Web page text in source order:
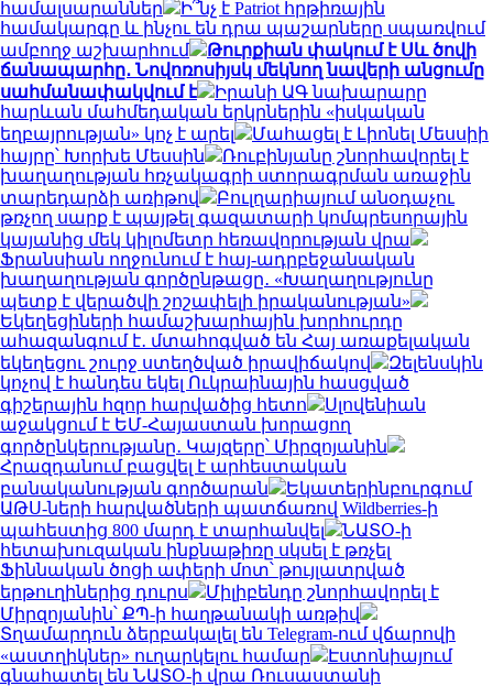
համալսարաններ
Ի՞նչ է Patriot հրթիռային
համակարգը և ինչու են դրա պաշարները սպառվում
ամբողջ աշխարհում
Թուրքիան փակում է Սև ծովի
ճանապարհը․ Նովոռոսիյսկ մեկնող նավերի անցումը
սահմանափակվում է
Իրանի ԱԳ նախարարը
հարևան մահմեդական երկրներին «իսկական
եղբայրության» կոչ է արել
Մահացել է Լիոնել Մեսսիի
հայրը՝ Խորխե Մեսսին
Ռուբինյանը շնորհավորել է
խաղաղության հռչակագրի ստորագրման առաջին
տարեդարձի առիթով
Բուլղարիայում անօդաչու
թռչող սարք է պայթել գազատարի կոմպրեսորային
կայանից մեկ կիլոմետր հեռավորության վրա
Ֆրանսիան ողջունում է հայ-ադրբեջանական
խաղաղության գործընթացը․ «Խաղաղությունը
պետք է վերածվի շոշափելի իրականության»
Եկեղեցիների համաշխարհային խորհուրդը
ահազանգում է․ մտահոգված են Հայ առաքելական
եկեղեցու շուրջ ստեղծված իրավիճակով
Զելենսկին
կոչով է հանդես եկել Ուկրաինային հասցված
գիշերային հզոր հարվածից հետո
Սլովենիան
աջակցում է ԵՄ-Հայաստան խորացող
գործընկերությանը․ Կայզերը՝ Միրզոյանին
Հրազդանում բացվել է արհեստական
բանականության գործարան
Եկատերինբուրգում
ԱԹՍ-ների հարվածների պատճառով Wildberries-ի
պահեստից 800 մարդ է տարհանվել
ՆԱՏՕ-ի
հետախուզական ինքնաթիռը սկսել է թռչել
Ֆիննական ծոցի ափերի մոտ՝ թույլատրված
երթուղիներից դուրս
Միլիբենդը շնորհավորել է
Միրզոյանին՝ ՔՊ-ի հաղթանակի առթիվ
Տղամարդուն ձերբակալել են Telegram-ում վճարովի
«աստղիկներ» ուղարկելու համար
Էստոնիայում
գնահատել են ՆԱՏՕ-ի վրա Ռուսաստանի